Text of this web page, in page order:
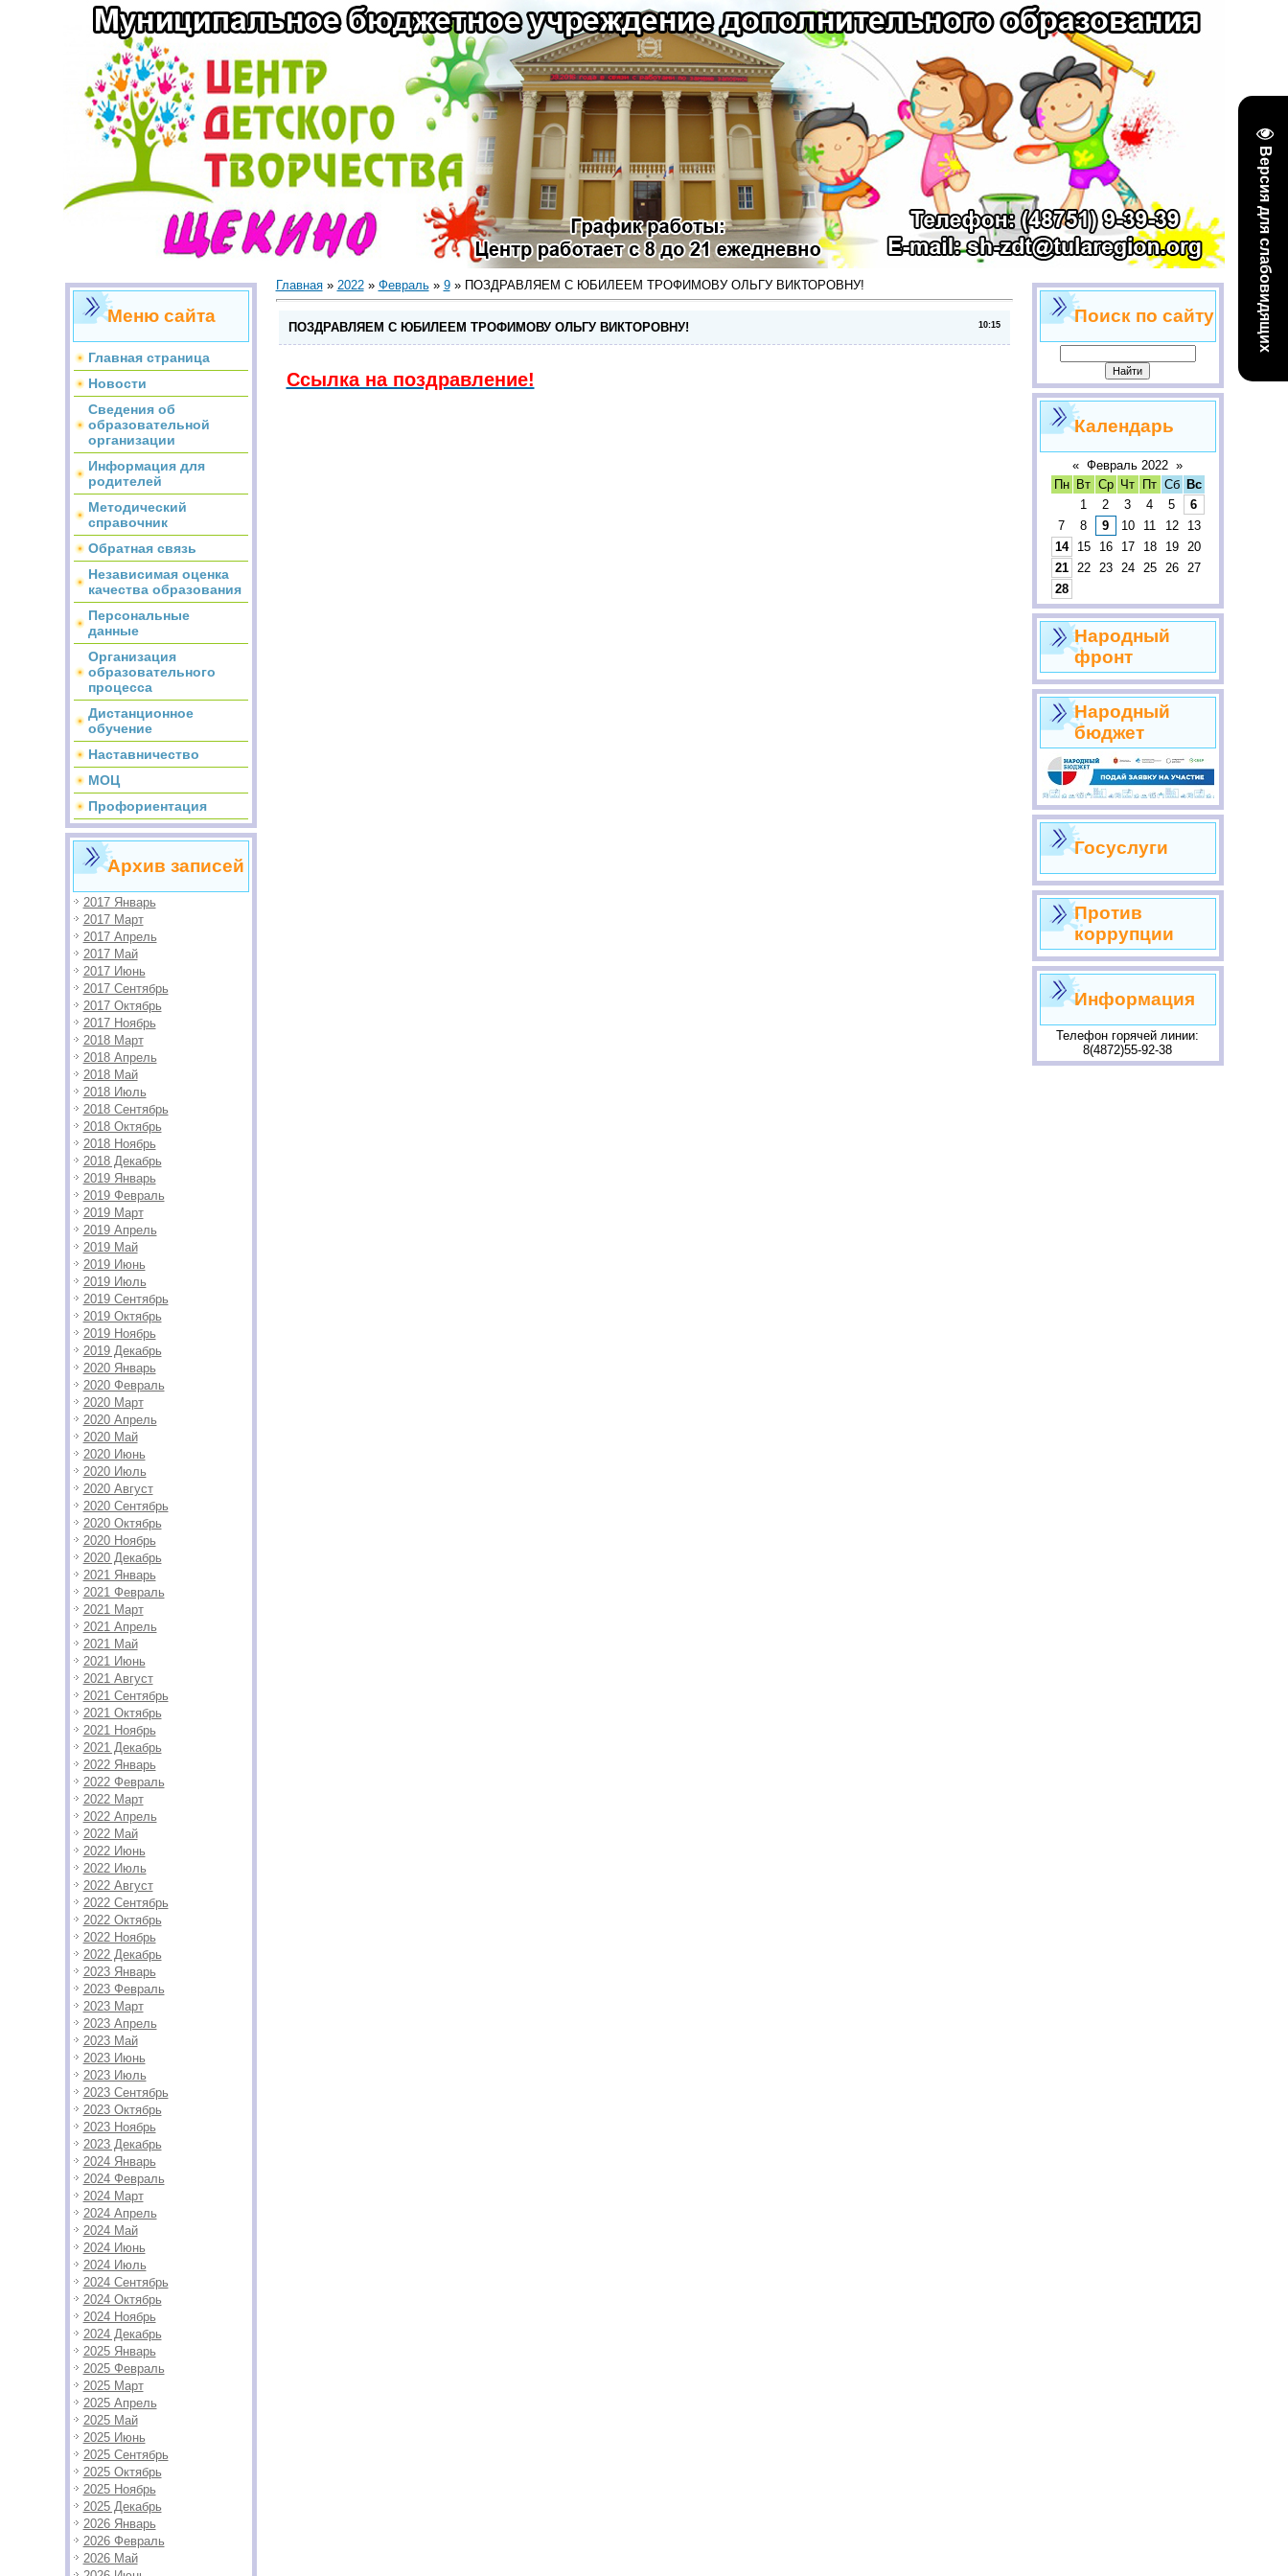
Версия для слабовидящих
Меню сайта
Главная страница
Новости
Сведения об
образовательной
организации
Информация для
родителей
Методический
справочник
Обратная связь
Независимая оценка
качества образования
Персональные
данные
Организация
образовательного
процесса
Дистанционное
обучение
Наставничество
МОЦ
Профориентация
Архив записей
2017 Январь
2017 Март
2017 Апрель
2017 Май
2017 Июнь
2017 Сентябрь
2017 Октябрь
2017 Ноябрь
2018 Март
2018 Апрель
2018 Май
2018 Июль
2018 Сентябрь
2018 Октябрь
2018 Ноябрь
2018 Декабрь
2019 Январь
2019 Февраль
2019 Март
2019 Апрель
2019 Май
2019 Июнь
2019 Июль
2019 Сентябрь
2019 Октябрь
2019 Ноябрь
2019 Декабрь
2020 Январь
2020 Февраль
2020 Март
2020 Апрель
2020 Май
2020 Июнь
2020 Июль
2020 Август
2020 Сентябрь
2020 Октябрь
2020 Ноябрь
2020 Декабрь
2021 Январь
2021 Февраль
2021 Март
2021 Апрель
2021 Май
2021 Июнь
2021 Август
2021 Сентябрь
2021 Октябрь
2021 Ноябрь
2021 Декабрь
2022 Январь
2022 Февраль
2022 Март
2022 Апрель
2022 Май
2022 Июнь
2022 Июль
2022 Август
2022 Сентябрь
2022 Октябрь
2022 Ноябрь
2022 Декабрь
2023 Январь
2023 Февраль
2023 Март
2023 Апрель
2023 Май
2023 Июнь
2023 Июль
2023 Сентябрь
2023 Октябрь
2023 Ноябрь
2023 Декабрь
2024 Январь
2024 Февраль
2024 Март
2024 Апрель
2024 Май
2024 Июнь
2024 Июль
2024 Сентябрь
2024 Октябрь
2024 Ноябрь
2024 Декабрь
2025 Январь
2025 Февраль
2025 Март
2025 Апрель
2025 Май
2025 Июнь
2025 Сентябрь
2025 Октябрь
2025 Ноябрь
2025 Декабрь
2026 Январь
2026 Февраль
2026 Май
Главная» 2022 » Февраль » 9» ПОЗДРАВЛЯЕМ С ЮБИЛЕЕМ ТРОФИМОВУ ОЛЬГУ ВИКТОРОВНУ!
10:15
ПОЗДРАВЛЯЕМ С ЮБИЛЕЕМ ТРОФИМОВУ ОЛЬГУ ВИКТОРОВНУ!
Ссылка на поздравление!
Поиск по сайту
Календарь
« Февраль 2022 »
Пн
Вт Ср Чт Пт Сб
Вс
1
2 3 4 5
6
7
8 9 10 11 12
13
14
15 16 17 18 19
20
21
22 23 24 25 26
27
28
Народный
фронт
Народный
бюджет
Госуслуги
Против
коррупции
Информация
Телефон горячей линии:
8(4872)55-92-38